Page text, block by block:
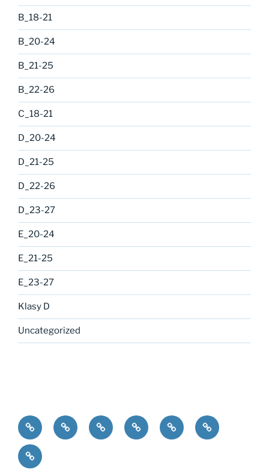
B_18-21
B_20-24
B_21-25
B_22-26
C_18-21
D_20-24
D_21-25
D_22-26
D_23-27
E_20-24
E_21-25
E_23-27
Klasy D
Uncategorized
bLOgowisko
Klasy
A
Klasy
B
Klasy
C
Klasy
D
Klasy
E
I
LO